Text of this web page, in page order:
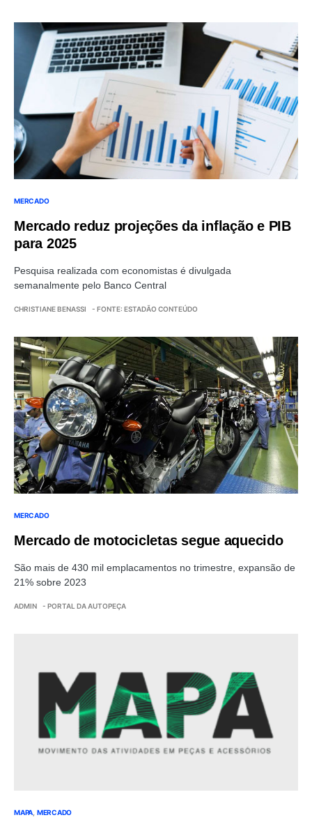
MERCADO
Mercado reduz projeções da inflação e PIB
para 2025
Pesquisa realizada com economistas é divulgada
semanalmente pelo Banco Central
CHRISTIANE BENASSI - FONTE: ESTADÃO CONTEÚDO
MERCADO
Mercado de motocicletas segue aquecido
São mais de 430 mil emplacamentos no trimestre, expansão de
21% sobre 2023
ADMIN - PORTAL DA AUTOPEÇA
MAPA MERCADO